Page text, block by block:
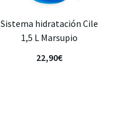
Sistema hidratación Cile
1,5 L Marsupio
22,90€